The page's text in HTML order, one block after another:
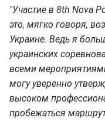
"Участие в 8th Nova
это, мягко говоря,
Украине. Ведь я
украинских
всеми
могу уверенно
высоком
пробежаться